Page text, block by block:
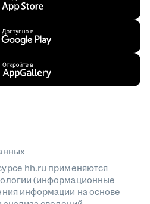
hh.ru применяются
(информационные
информации на основе